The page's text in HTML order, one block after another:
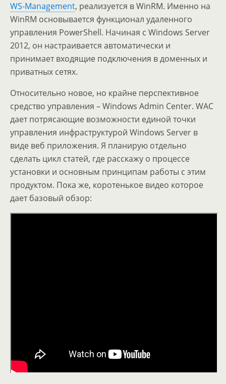
WS-Management, реализуется в WinRM. Именно на
WinRM основывается функционал удаленного
управления PowerShell. Начиная с Windows Server
2012, он настраивается автоматически и
принимает входящие подключения в доменных и
приватных сетях.
Относительно новое, но крайне перспективное
средство управления – Windows Admin Center. WAC
дает потрясающие возможности единой точки
управления инфраструктурой Windows Server в
виде веб приложения. Я планирую отдельно
сделать цикл статей, где расскажу о процессе
установки и основным принципам работы с этим
продуктом. Пока же, коротенькое видео которое
дает базовый обзор: